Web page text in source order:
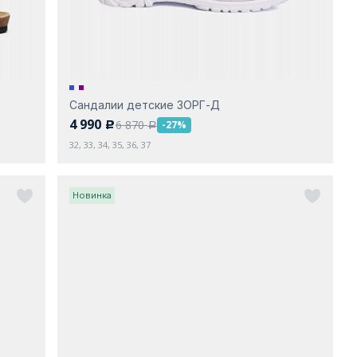
Сандалии детские ЗОРГ-Д
4 990 c6 870a -27%
32, 33, 34, 35, 36, 37
Новинка